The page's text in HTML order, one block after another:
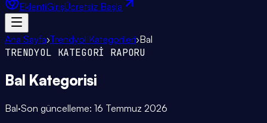
EklentiGirişÜcretsiz Başla
Ana Sayfa›Trendyol Kategorileri›Bal
TRENDYOL KATEGORİ RAPORU
Bal Kategorisi
Bal·Son güncelleme: 16 Temmuz 2026